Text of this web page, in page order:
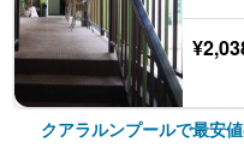
クアラルンプールで最安